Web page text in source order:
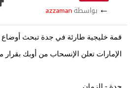
في جدة تبحث أوضاع المنطقة
من أوبك بقرار مفاجئ